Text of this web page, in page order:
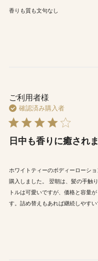
香りも質も文句なし
ご利用者様
確認済み購入者
日中も香りに癒され
ホワイトティーのボディーローシ
購入しました。 翌朝は、髪の手触
トルは可愛いですが、価格と容量
す。詰め替えもあれば継続しやすい